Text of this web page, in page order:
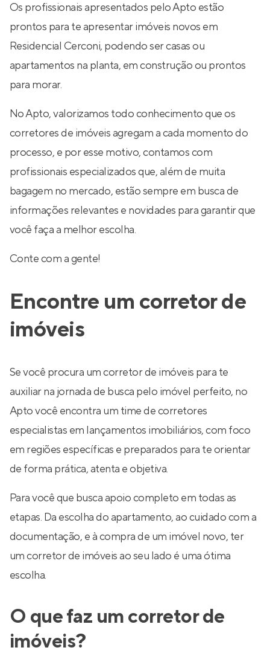
Os profissionais apresentados pelo Apto estão
prontos para te apresentar imóveis novos em
Residencial Cerconi, podendo ser casas ou
apartamentos na planta, em construção ou prontos
para morar.
No Apto, valorizamos todo conhecimento que os
corretores de imóveis agregam a cada momento do
processo, e por esse motivo, contamos com
profissionais especializados que, além de muita
bagagem no mercado, estão sempre em busca de
informações relevantes e novidades para garantir que
você faça a melhor escolha.
Conte com a gente!
Encontre um corretor de
imóveis
Se você procura um corretor de imóveis para te
auxiliar na jornada de busca pelo imóvel perfeito, no
Apto você encontra um time de corretores
especialistas em lançamentos imobiliários, com foco
em regiões específicas e preparados para te orientar
de forma prática, atenta e objetiva.
Para você que busca apoio completo em todas as
etapas. Da escolha do apartamento, ao cuidado com a
documentação, e à compra de um imóvel novo, ter
um corretor de imóveis ao seu lado é uma ótima
escolha.
O que faz um corretor de
imóveis?